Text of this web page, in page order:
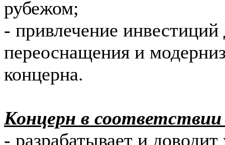
рубежом;
- привлечение инвестиций
переоснащения и
концерна.
Концерн в
- разрабатывает и